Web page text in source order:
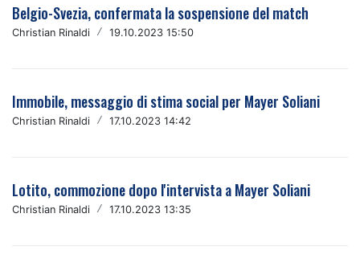
Belgio-Svezia, confermata la sospensione del match
Christian Rinaldi / 19.10.2023 15:50
Immobile, messaggio di stima social per Mayer Soliani
Christian Rinaldi / 17.10.2023 14:42
Lotito, commozione dopo l'intervista a Mayer Soliani
Christian Rinaldi / 17.10.2023 13:35